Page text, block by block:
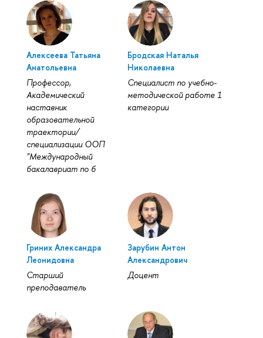
Алексеева Татьяна
Анатольевна
Профессор,
Академический
наставник
образовательной
траектории/
специализации ООП
"Международный
бакалавриат по б
Бродская Наталья
Николаевна
Специалист по учебно-
методической работе 1
категории
Гриних Александра
Леонидовна
Старший
преподаватель
Зарубин Антон
Александрович
Доцент